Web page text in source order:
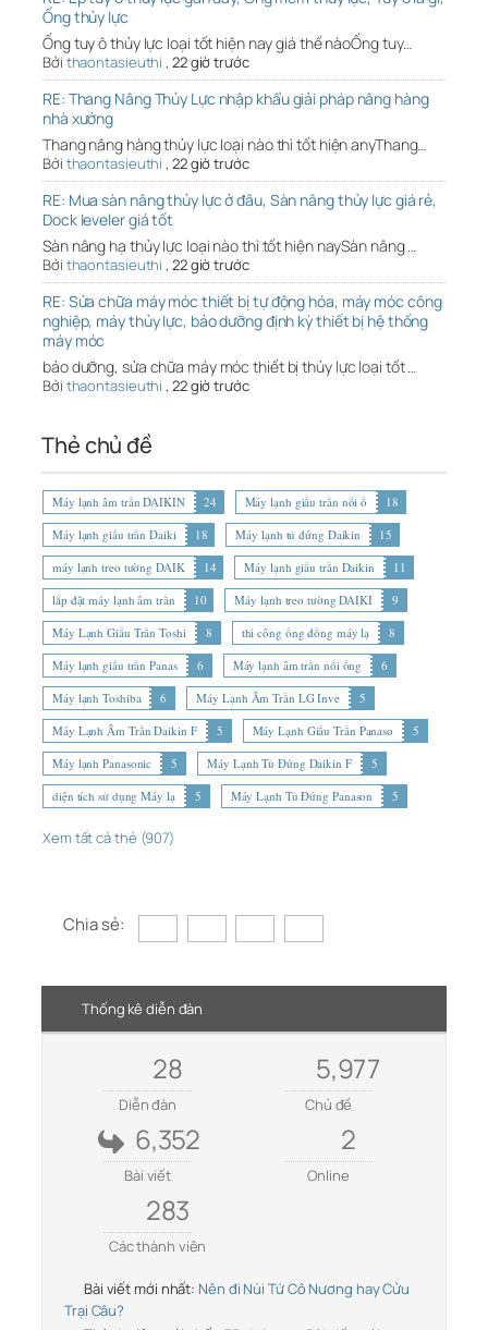
Ống thủy lực
Ống tuy ô thủy lực loại tốt hiện nay giá thế nàoỐng tuy…
Bởi thaontasieuthi , 22 giờ trước
RE: Thang Nâng Thủy Lực nhập khẩu giải pháp nâng hàng
nhà xưởng
Thang nâng hàng thủy lực loại nào thì tốt hiện anyThang…
Bởi thaontasieuthi , 22 giờ trước
RE: Mua sàn nâng thủy lực ở đâu, Sàn nâng thủy lực giá rẻ,
Dock leveler giá tốt
Sàn nâng hạ thủy lực loại nào thì tốt hiện naySàn nâng …
Bởi thaontasieuthi , 22 giờ trước
RE: Sửa chữa máy móc thiết bị tự động hóa, máy móc công
nghiệp, máy thủy lực, bảo dưỡng định kỳ thiết bị hệ thống
máy móc
bảo dưỡng, sửa chữa máy móc thiết bị thủy lực loại tốt …
Bởi thaontasieuthi , 22 giờ trước
Thẻ chủ đề
Máy lạnh âm trần DAIKIN 24 Máy lạnh giấu trần nối ố
18
Máy lạnh giấu trần Daiki
18 Máy lạnh tủ đứng Daikin
15
máy lạnh treo tường DAIK
14 Máy lạnh giấu trần Daikin
11
lắp đặt máy lạnh âm trần
10 Máy lạnh treo tường DAIKI
9
Máy Lạnh Giấu Trần Toshi
8 thi công ống đồng máy lạ
8
Máy lạnh giấu trần Panas
6 Máy lạnh âm trần nối ống
6
Máy lạnh Toshiba
6 Máy Lạnh Âm Trần LG Inve
5
Máy Lạnh Âm Trần Daikin F
5 Máy Lạnh Giấu Trần Panaso
5
Máy lạnh Panasonic
5 Máy Lạnh Tủ Đứng Daikin F
5
diện tích sử dụng Máy lạ
5 Máy Lạnh Tủ Đứng Panason 5
Xem tất cả thẻ (907)
Chia sẻ:
Thống kê diễn đàn
28
Diễn đàn
5,977
Chủ đề
6,352
Bài viết
2
Online
283
Các thành viên
Bài viết mới nhất: Nên đi Núi Tứ Cô Nương hay Cửu
Trại Câu?